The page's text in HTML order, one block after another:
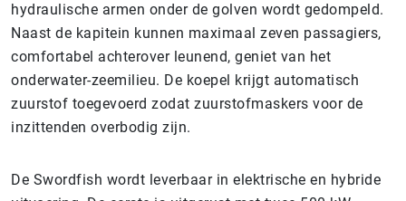
hydraulische armen onder de golven wordt gedompeld.
Naast de kapitein kunnen maximaal zeven passagiers,
comfortabel achterover leunend, geniet van het
onderwater-zeemilieu. De koepel krijgt automatisch
zuurstof toegevoerd zodat zuurstofmaskers voor de
inzittenden overbodig zijn.
De Swordfish wordt leverbaar in elektrische en hybride